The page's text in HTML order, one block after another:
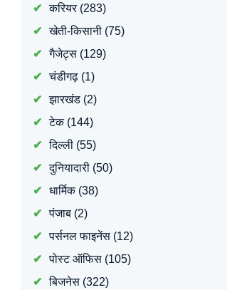
करियर(283)
खेती-किसानी(75)
गैजेट्स(129)
चंडीगढ़(1)
झारखंड(2)
टेक(144)
दिल्ली(55)
दुनियादारी(50)
धार्मिक(38)
पंजाब(2)
पर्सनल फाइनेंस(12)
पोस्ट ऑफिस(105)
बिजनेस(322)